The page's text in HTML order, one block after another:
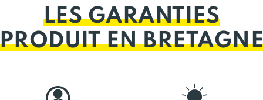
LES GARANTIES
EN